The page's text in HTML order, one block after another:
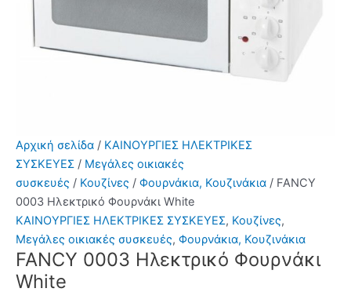
Αρχική σελίδα / ΚΑΙΝΟΥΡΓΙΕΣ ΗΛΕΚΤΡΙΚΕΣ
ΣΥΣΚΕΥΕΣ / Μεγάλες οικιακές
συσκευές / Κουζίνες / Φουρνάκια, Κουζινάκια / FANCY
0003 Ηλεκτρικό Φουρνάκι White
ΚΑΙΝΟΥΡΓΙΕΣ ΗΛΕΚΤΡΙΚΕΣ ΣΥΣΚΕΥΕΣ, Κουζίνες,
Μεγάλες οικιακές συσκευές, Φουρνάκια, Κουζινάκια
FANCY 0003 Ηλεκτρικό Φουρνάκι
White